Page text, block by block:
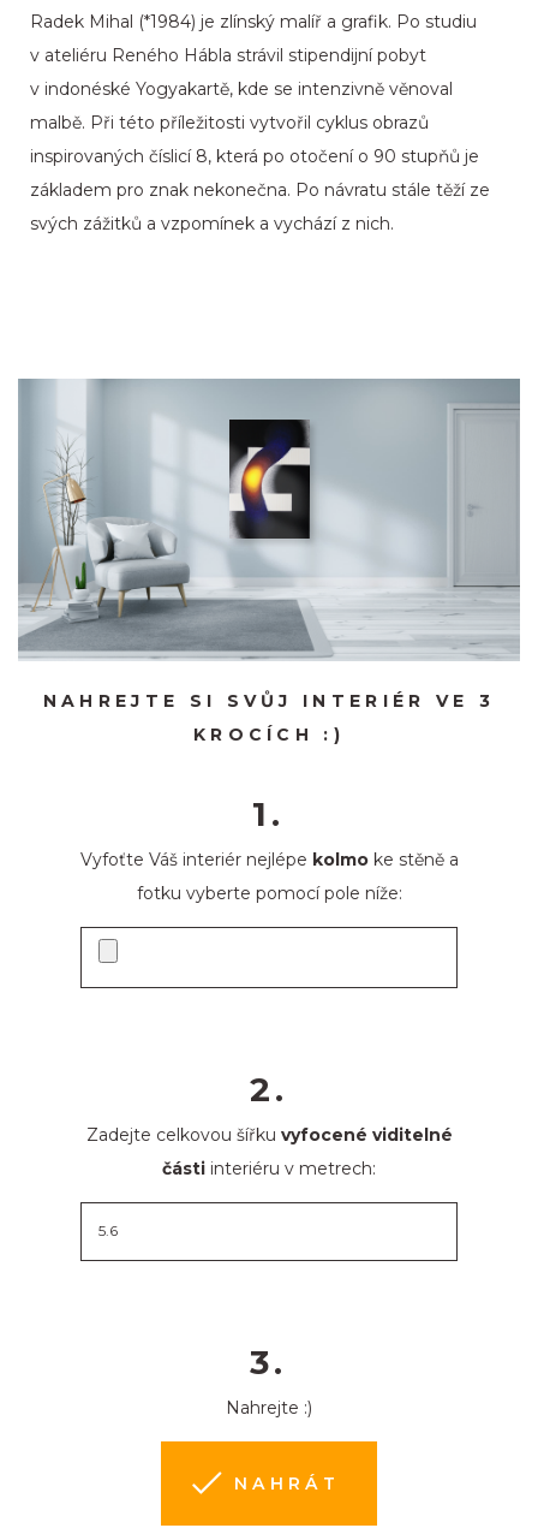
Radek Mihal (*1984) je zlínský malíř a grafik. Po studiu
v ateliéru Reného Hábla strávil stipendijní pobyt
v indonéské Yogyakartě, kde se intenzivně věnoval
malbě. Při této příležitosti vytvořil cyklus obrazů
inspirovaných číslicí 8, která po otočení o 90 stupňů je
základem pro znak nekonečna. Po návratu stále těží ze
svých zážitků a vzpomínek a vychází z nich.
NAHREJTE SI SVŮJ INTERIÉR VE 3
KROCÍCH :)
1.
Vyfoťte Váš interiér nejlépe kolmoke stěně a
fotku vyberte pomocí pole níže:
2.
Zadejte celkovou šířku vyfocené viditelné
části interiéru v metrech:
3.
Nahrejte :)
NAHRÁT